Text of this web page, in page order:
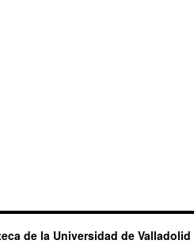
de la Universidad de Valladolid